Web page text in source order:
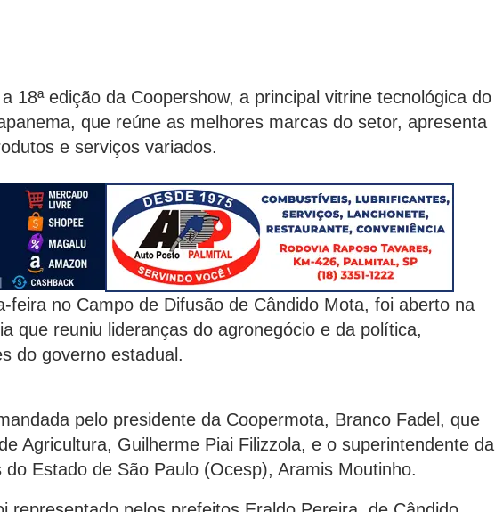
18ª edição da Coopershow, a principal vitrine tecnológica do
que reúne as melhores marcas do setor, apresenta
e serviços variados.
feira no Campo de Difusão de Cândido Mota, foi aberto na
que reuniu lideranças do agronegócio e da política,
do governo estadual.
pelo presidente da Coopermota, Branco Fadel, que
Agricultura, Guilherme Piai Filizzola, e o superintendente da
Estado de São Paulo (Ocesp), Aramis Moutinho.